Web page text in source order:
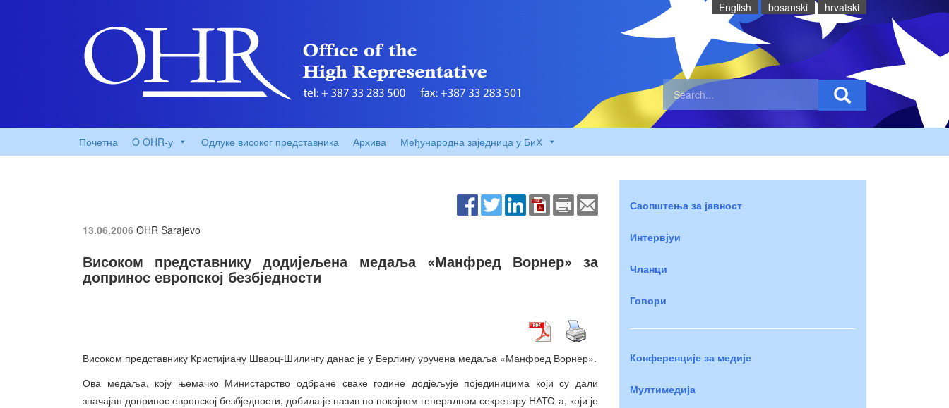
English bosanski hrvatski
Почетна O OHR-у Одлуке високог представника Архива Међународна заједница у БиХ
13.06.2006 OHR Sarajevo
Високом представнику додијељена медаља «Манфред Ворнер» за
допринос европској безбједности
Високом представнику Кристијиану Шварц-Шилингу данас је у Берлину уручена медаља «Манфред Ворнер».
Ова медаља, коју њемачко Министарство одбране сваке године додјељује појединицима који су дали
значајан допринос европској безбједности, добила је назив по покојном генералном секретару НАТО-а, који је
Саопштења за јавност
Интервјуи
Чланци
Говори
Конференције за медије
Мултимедија